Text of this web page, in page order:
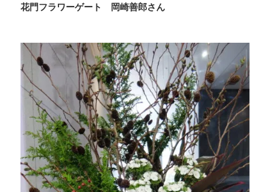
花門フラワーゲート 岡崎善郎さん